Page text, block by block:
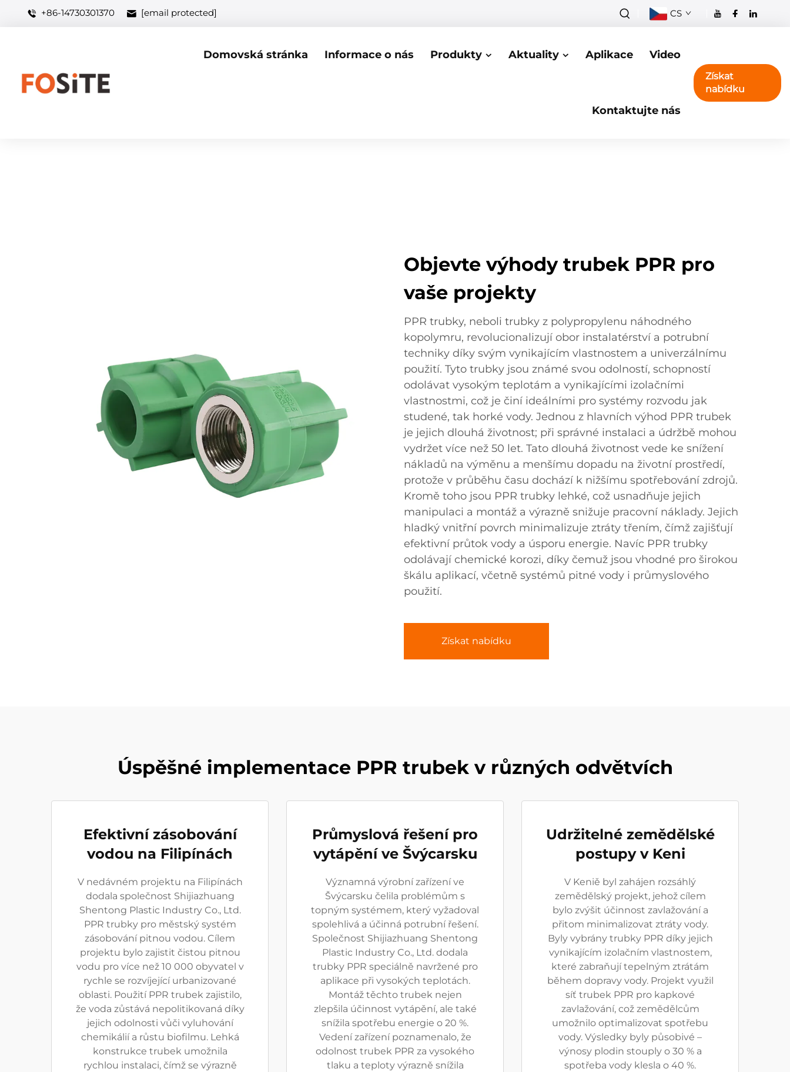
+86-14730301370 [email protected] CS
Domovská stránka Informace o nás Produkty Aktuality Aplikace Video
Kontaktujte nás
Získat
nabídku
Objevte výhody trubek PPR pro
vaše projekty
PPR trubky, neboli trubky z polypropylenu náhodného
kopolymru, revolucionalizují obor instalatérství a potrubní
techniky díky svým vynikajícím vlastnostem a univerzálnímu
použití. Tyto trubky jsou známé svou odolností, schopností
odolávat vysokým teplotám a vynikajícími izolačními
vlastnostmi, což je činí ideálními pro systémy rozvodu jak
studené, tak horké vody. Jednou z hlavních výhod PPR trubek
je jejich dlouhá životnost; při správné instalaci a údržbě mohou
vydržet více než 50 let. Tato dlouhá životnost vede ke snížení
nákladů na výměnu a menšímu dopadu na životní prostředí,
protože v průběhu času dochází k nižšímu spotřebování zdrojů.
Kromě toho jsou PPR trubky lehké, což usnadňuje jejich
manipulaci a montáž a výrazně snižuje pracovní náklady. Jejich
hladký vnitřní povrch minimalizuje ztráty třením, čímž zajišťují
efektivní průtok vody a úsporu energie. Navíc PPR trubky
odolávají chemické korozi, díky čemuž jsou vhodné pro širokou
škálu aplikací, včetně systémů pitné vody i průmyslového
použití.
Získat nabídku
Úspěšné implementace PPR trubek v různých odvětvích
Efektivní zásobování
vodou na Filipínách
V nedávném projektu na Filipínách
dodala společnost Shijiazhuang
Shentong Plastic Industry Co., Ltd.
PPR trubky pro městský systém
zásobování pitnou vodou. Cílem
projektu bylo zajistit čistou pitnou
vodu pro více než 10 000 obyvatel v
rychle se rozvíjející urbanizované
oblasti. Použití PPR trubek zajistilo,
že voda zůstává nepolitikovaná díky
jejich odolnosti vůči vyluhování
chemikálií a růstu biofilmu. Lehká
konstrukce trubek umožnila
rychlou instalaci, čímž se výrazně
Průmyslová řešení pro
vytápění ve Švýcarsku
Významná výrobní zařízení ve
Švýcarsku čelila problémům s
topným systémem, který vyžadoval
spolehlivá a účinná potrubní řešení.
Společnost Shijiazhuang Shentong
Plastic Industry Co., Ltd. dodala
trubky PPR speciálně navržené pro
aplikace při vysokých teplotách.
Montáž těchto trubek nejen
zlepšila účinnost vytápění, ale také
snížila spotřebu energie o 20 %.
Vedení zařízení poznamenalo, že
odolnost trubek PPR za vysokého
tlaku a teploty výrazně snížila
Udržitelné zemědělské
postupy v Keni
V Keniě byl zahájen rozsáhlý
zemědělský projekt, jehož cílem
bylo zvýšit účinnost zavlažování a
přitom minimalizovat ztráty vody.
Byly vybrány trubky PPR díky jejich
vynikajícím izolačním vlastnostem,
které zabraňují tepelným ztrátám
během dopravy vody. Projekt využil
síť trubek PPR pro kapkové
zavlažování, což zemědělcům
umožnilo optimalizovat spotřebu
vody. Výsledky byly působivé –
výnosy plodin stouply o 30 % a
spotřeba vody klesla o 40 %.